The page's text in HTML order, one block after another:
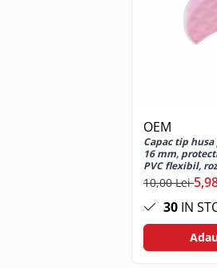
OEM
Capac tip
16 mm,
PVC flexibil,
10,00 Lei
30 IN